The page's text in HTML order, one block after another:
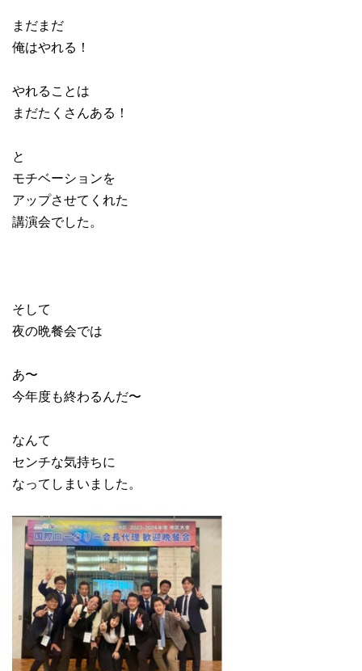
まだまだ
俺はやれる！
やれることは
まだたくさんある！
と
モチベーションを
アップさせてくれた
講演会でした。
そして
夜の晩餐会では
あ〜
今年度も終わるんだ〜
なんて
センチな気持ちに
なってしまいました。